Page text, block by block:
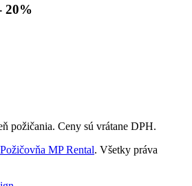
20%
požičania. Ceny sú vrátane DPH.
Požičovňa MP Rental. Všetky práva